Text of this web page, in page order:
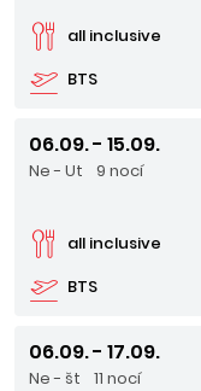
BTS
all inclusive
06.09. - 15.09.
Ne - Ut 9 nocí
BTS
all inclusive
06.09. - 17.09.
Ne - št 11 nocí